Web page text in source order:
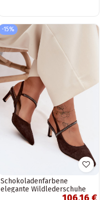
-15%
Schokoladenfarbene
elegante Wildlederschuhe
mit dekorativen Riemen D&A